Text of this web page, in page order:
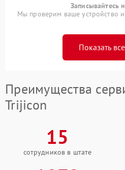
Записывайтесь
Мы проверим ваше устройство
Показать
Преимущества
Trijicon
15
сотрудников в штате